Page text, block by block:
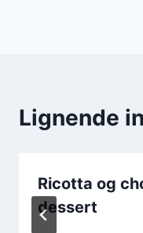
Lignende
Ricotta og
dessert